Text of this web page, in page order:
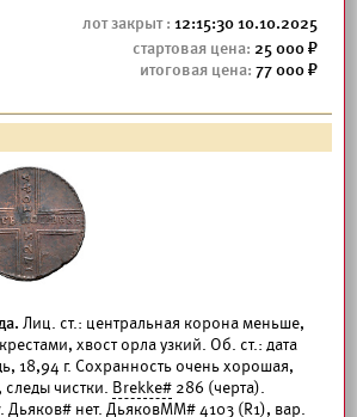
12:15:30 10.10.2025
25 000
77 000
Лиц. ст.: центральная корона меньше,
хвост орла узкий. Об. ст.: дата
18,94 г. Сохранность очень хорошая,
следы чистки. Brekke# 286 (черта).
Дьяков# нет. ДьяковММ# 4103 (R1), вар.